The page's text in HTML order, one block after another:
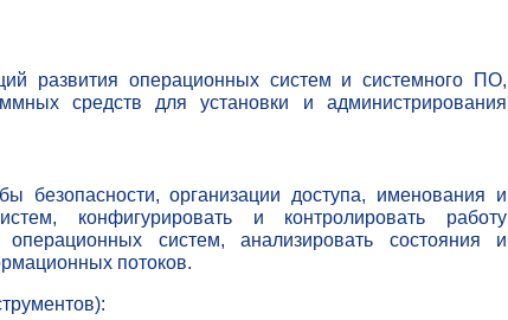
развития операционных систем и системного ПО,
средств для установки и администрирования
безопасности, организации доступа, именования и
конфигурировать и контролировать работу
систем, анализировать состояния и
потоков.